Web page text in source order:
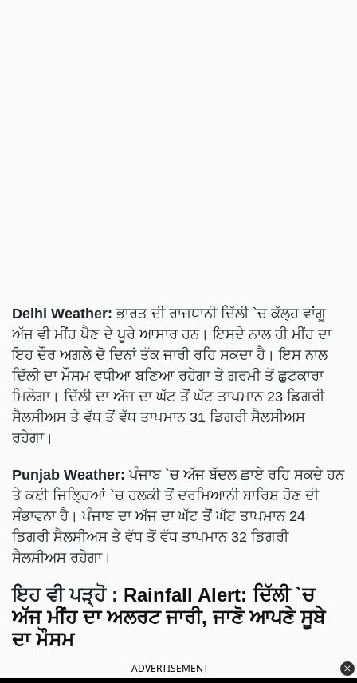
Delhi Weather: ਭਾਰਤ ਦੀ ਰਾਜਧਾਨੀ ਦਿੱਲੀ `ਚ ਕੱਲ੍ਹ ਵਾਂਗੂ
ਅੱਜ ਵੀ ਮੀਂਹ ਪੈਣ ਦੇ ਪੂਰੇ ਆਸਾਰ ਹਨ। ਇਸਦੇ ਨਾਲ ਹੀ ਮੀਂਹ ਦਾ
ਇਹ ਦੌਰ ਅਗਲੇ ਦੋ ਦਿਨਾਂ ਤੱਕ ਜਾਰੀ ਰਹਿ ਸਕਦਾ ਹੈ। ਇਸ ਨਾਲ
ਦਿੱਲੀ ਦਾ ਮੌਸਮ ਵਧੀਆ ਬਣਿਆ ਰਹੇਗਾ ਤੇ ਗਰਮੀ ਤੋਂ ਛੁਟਕਾਰਾ
ਮਿਲੇਗਾ। ਦਿੱਲੀ ਦਾ ਅੱਜ ਦਾ ਘੱਟ ਤੋਂ ਘੱਟ ਤਾਪਮਾਨ 23 ਡਿਗਰੀ
ਸੈਲਸੀਅਸ ਤੇ ਵੱਧ ਤੋਂ ਵੱਧ ਤਾਪਮਾਨ 31 ਡਿਗਰੀ ਸੈਲਸੀਅਸ
ਰਹੇਗਾ।
Punjab Weather: ਪੰਜਾਬ `ਚ ਅੱਜ ਬੱਦਲ ਛਾਏ ਰਹਿ ਸਕਦੇ ਹਨ
ਤੇ ਕਈ ਜਿਲ੍ਹਿਆਂ `ਚ ਹਲਕੀ ਤੋਂ ਦਰਮਿਆਨੀ ਬਾਰਿਸ਼ ਹੋਣ ਦੀ
ਸੰਭਾਵਨਾ ਹੈ। ਪੰਜਾਬ ਦਾ ਅੱਜ ਦਾ ਘੱਟ ਤੋਂ ਘੱਟ ਤਾਪਮਾਨ 24
ਡਿਗਰੀ ਸੈਲਸੀਅਸ ਤੇ ਵੱਧ ਤੋਂ ਵੱਧ ਤਾਪਮਾਨ 32 ਡਿਗਰੀ
ਸੈਲਸੀਅਸ ਰਹੇਗਾ।
ਇਹ ਵੀ ਪੜ੍ਹੋ : Rainfall Alert: ਦਿੱਲੀ `ਚ
ਅੱਜ ਮੀਂਹ ਦਾ ਅਲਰਟ ਜਾਰੀ, ਜਾਣੋ ਆਪਣੇ ਸੂਬੇ
ਦਾ ਮੌਸਮ
ADVERTISEMENT